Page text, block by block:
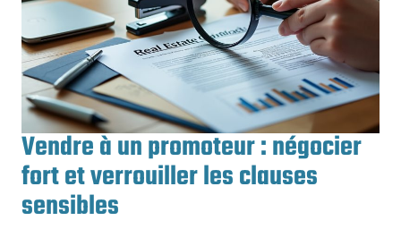
Vendre à un promoteur : négocier
fort et verrouiller les clauses
sensibles